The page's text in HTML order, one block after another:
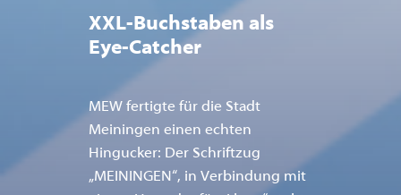
XXL-Buchstaben als
Eye-Catcher
MEW fertigte für die Stadt
Meiningen einen echten
Hingucker: Der Schriftzug
„MEININGEN“, in Verbindung mit